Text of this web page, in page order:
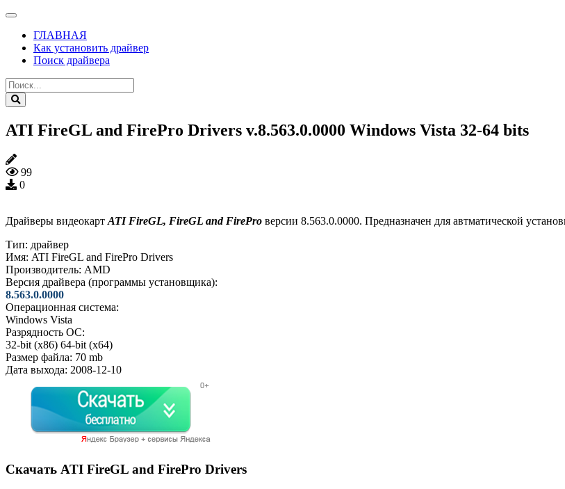
ГЛАВНАЯ
Как установить драйвер
Поиск драйвера
ATI FireGL and FirePro Drivers v.8.563.0.0000 Windows Vista 32-64 bits
99
0
Драйверы видеокарт ATI FireGL, FireGL and FirePro версии 8.563.0.0000. Предназначен для автматической
Тип: драйвер
Имя: ATI FireGL and FirePro Drivers
Производитель: AMD
Версия драйвера (программы установщика):
8.563.0.0000
Операционная система:
Windows Vista
Разрядность ОС:
32-bit (x86) 64-bit (x64)
Размер файла: 70 mb
Дата выхода: 2008-12-10
Скачать ATI FireGL and FirePro Drivers